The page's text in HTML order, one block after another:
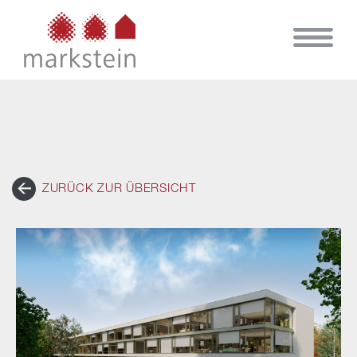
ZURÜCK ZUR ÜBERSICHT